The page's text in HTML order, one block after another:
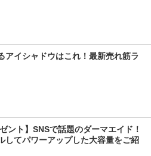
アイシャドウはこれ！最新売れ筋ラ
ント】SNSで話題のダーマエイド！
してパワーアップした大容量をご紹